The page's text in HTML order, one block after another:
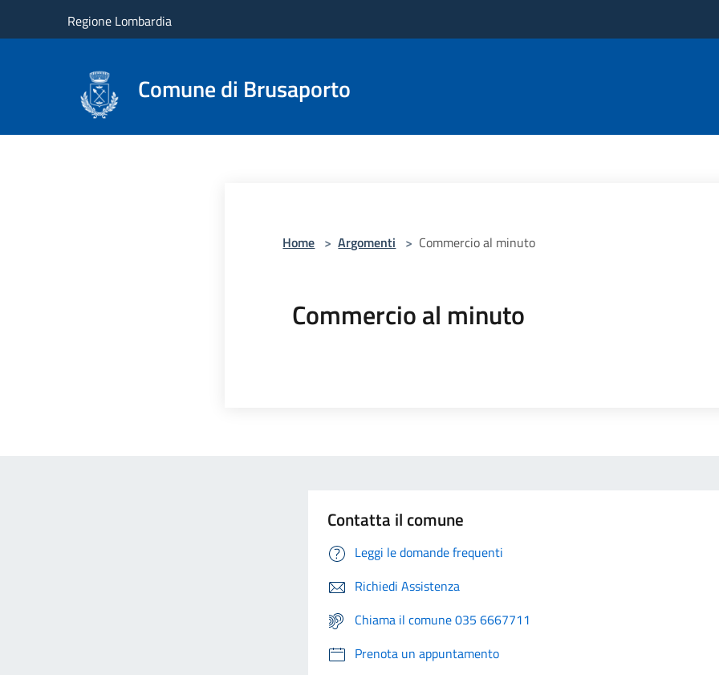
Regione Lombardia
Comune di Brusaporto
Home > Argomenti > Commercio al minuto
Commercio al minuto
Contatta il comune
Leggi le domande frequenti
Richiedi Assistenza
Chiama il comune 035 6667711
Prenota un appuntamento